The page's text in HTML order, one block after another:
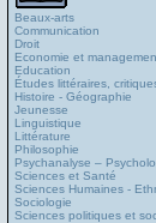
Beaux-arts
Communication
Droit
Economie et
Education
Études littéraires,
Histoire - Géographie
Jeunesse
Linguistique
Littérature
Philosophie
Psychanalyse –
Sciences et Santé
Sciences Humaines -
Sociologie
Sciences politiques et